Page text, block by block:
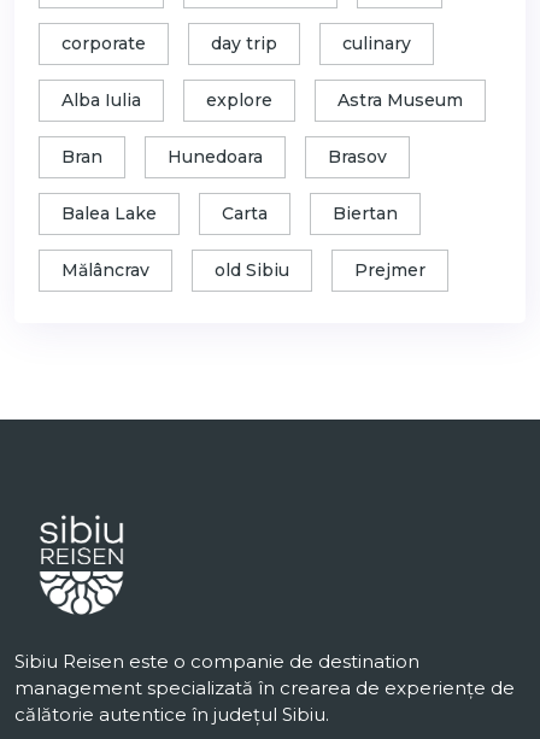
corporate day trip culinary
Alba Iulia explore Astra Museum
Bran Hunedoara Brasov
Balea Lake Carta Biertan
Mălâncrav old Sibiu Prejmer
Sibiu Reisen este o companie de destination
management specializată în crearea de experiențe de
călătorie autentice în județul Sibiu.